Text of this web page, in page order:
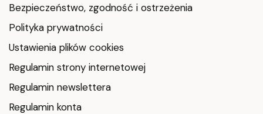
Bezpieczeństwo, zgodność i ostrzeżenia
Polityka prywatności
Ustawienia plików cookies
Regulamin strony internetowej
Regulamin newslettera
Regulamin konta